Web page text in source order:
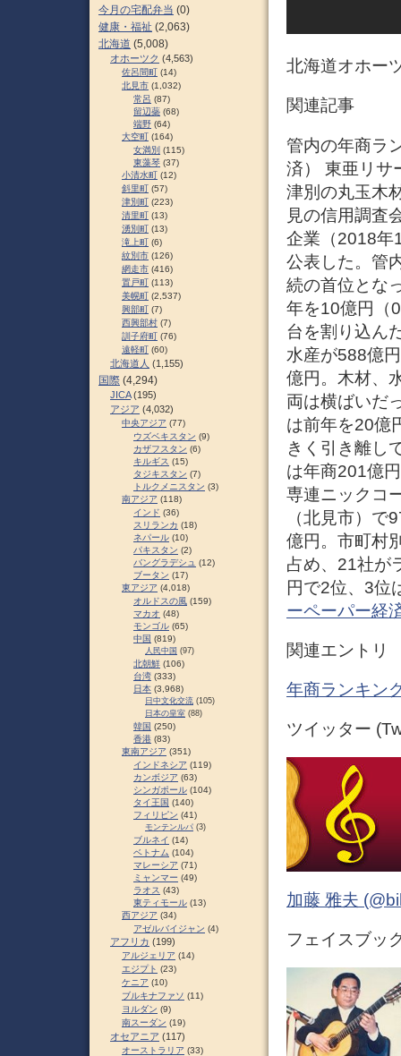
北海道オホー
関連記事
管内の年商ラ
済） 東亜リサ
津別の丸玉木
見の信用調査
企業（2018年
公表した。管
続の首位とな
年を10億円（
台を割り込ん
水産が588億
億円。木材、
両は横ばいだ
は前年を20億
きく引き離し
は年商201億
専連ニックコ
（北見市）
億円。市町村
占め、21社が
円で2位、3位
ーペーパー経
関連エントリ
年商ランキン
ツイッター
加藤 雅夫
フェイスブッ
今月の宅配弁当 (0)
健康・福祉 (2,063)
北海道 (5,008)
オホーツク (4,563)
佐呂間町 (14)
北見市 (1,032)
常呂 (87)
留辺蘂 (68)
端野 (64)
大空町 (164)
女満別 (115)
東藻琴 (37)
小清水町 (12)
斜里町 (57)
津別町 (223)
清里町 (13)
湧別町 (13)
滝上町 (6)
紋別市 (126)
網走市 (416)
置戸町 (113)
美幌町 (2,537)
興部町 (7)
西興部村 (7)
訓子府町 (76)
遠軽町 (60)
北海道人 (1,155)
国際 (4,294)
JICA(195)
アジア (4,032)
中央アジア (77)
ウズベキスタン (9)
カザフスタン (6)
キルギス (15)
タジキスタン (7)
トルクメニスタン (3)
南アジア (118)
インド (36)
スリランカ (18)
ネパール (10)
パキスタン (2)
バングラデシュ (12)
ブータン (17)
東アジア (4,018)
オルドスの風 (159)
マカオ (48)
モンゴル (65)
中国 (819)
人民中国 (97)
北朝鮮 (106)
台湾 (333)
日本 (3,968)
日中文化交流 (105)
日本の皇室 (88)
韓国 (250)
香港 (83)
東南アジア (351)
インドネシア (119)
カンボジア (63)
シンガポール (104)
タイ王国 (140)
フィリピン (41)
モンテンルパ (3)
ブルネイ (14)
ベトナム (104)
マレーシア (71)
ミャンマー (49)
ラオス (43)
東ティモール (13)
西アジア (34)
アゼルバイジャン (4)
アフリカ (199)
アルジェリア (14)
エジプト (23)
ケニア (10)
ブルキナファソ (11)
ヨルダン (9)
南スーダン (19)
オセアニア (117)
オーストラリア (33)